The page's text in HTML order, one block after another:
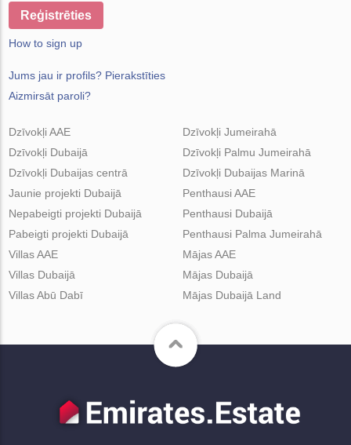
Reģistrēties
How to sign up
Jums jau ir profils? Pierakstīties
Aizmirsāt paroli?
Dzīvokļi AAE
Dzīvokļi Dubaijā
Dzīvokļi Dubaijas centrā
Dzīvokļi Jumeirahā
Dzīvokļi Palmu Jumeirahā
Dzīvokļi Dubaijas Marinā
Jaunie projekti Dubaijā
Nepabeigti projekti Dubaijā
Pabeigti projekti Dubaijā
Penthausi AAE
Penthausi Dubaijā
Penthausi Palma Jumeirahā
Villas AAE
Villas Dubaijā
Villas Abū Dabī
Mājas AAE
Mājas Dubaijā
Mājas Dubaijā Land